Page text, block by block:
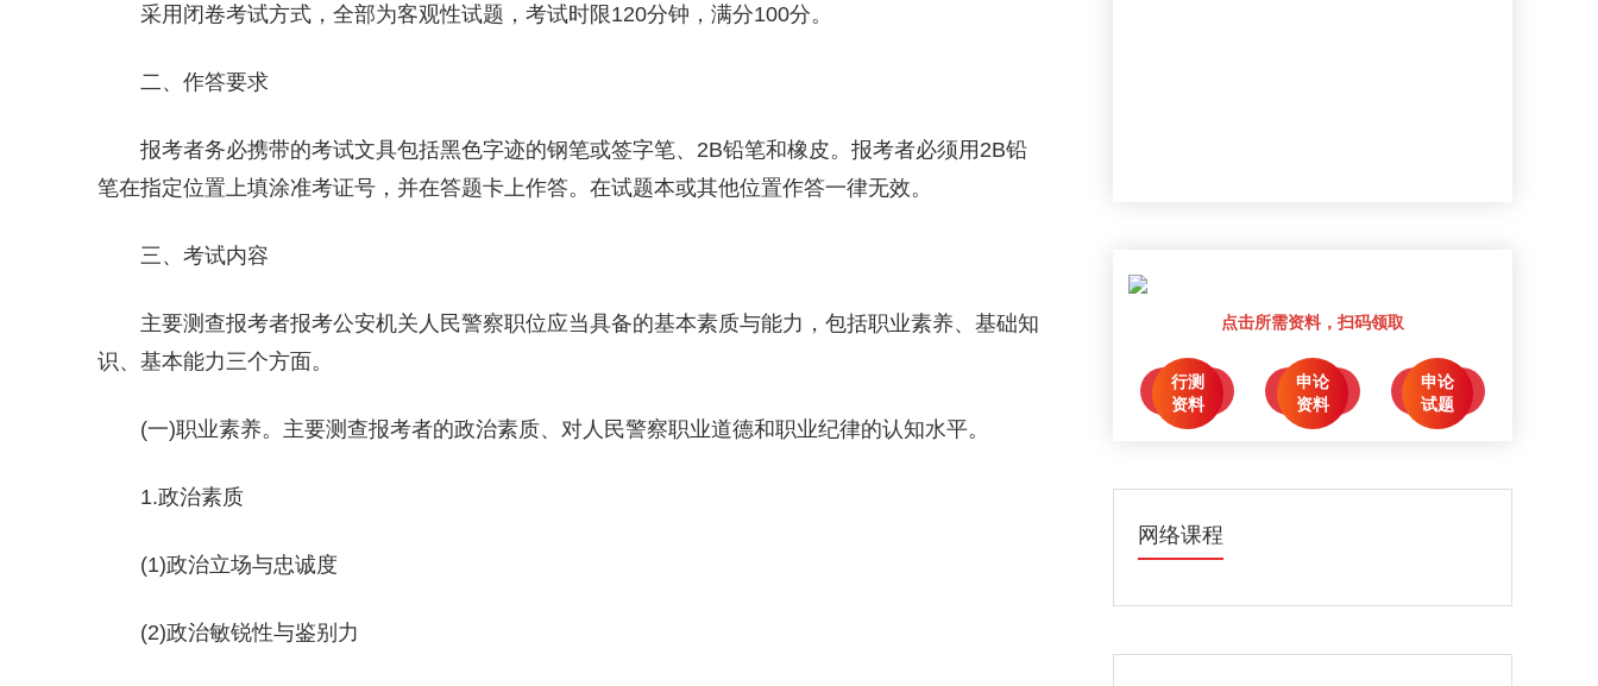
采用闭卷考试方式，全部为客观性试题，考试时限120分钟，满分100分。
二、作答要求
报考者务必携带的考试文具包括黑色字迹的钢笔或签字笔、2B铅笔和橡皮。报考者必须用2B铅
笔在指定位置上填涂准考证号，并在答题卡上作答。在试题本或其他位置作答一律无效。
三、考试内容
主要测查报考者报考公安机关人民警察职位应当具备的基本素质与能力，包括职业素养、基础知
识、基本能力三个方面。
(一)职业素养。主要测查报考者的政治素质、对人民警察职业道德和职业纪律的认知水平。
1.政治素质
(1)政治立场与忠诚度
(2)政治敏锐性与鉴别力
点击所需资料，扫码领取
行测
资料
点击领取
申论
资料
点击领取
申论
试题
点击领取
网络课程